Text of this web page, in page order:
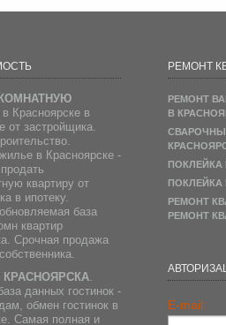
Красноярске в
от застройщика.
в Красноярске -
квартиру от
в ипотеку.
база
квартир
Срочная продажа
КРАСНОЯРСКА.
данных гостинок -
обмен гостинок в
Самая полная и
РЕМОНТ
РЕМОНТ
В
ПОКЛЕЙКА
РЕМОНТ
РЕМОНТ
E-mail: